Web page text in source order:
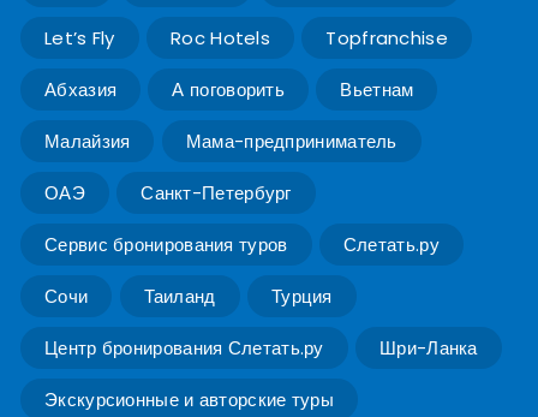
Let’s Fly Roc Hotels Topfranchise
Абхазия А поговорить Вьетнам
Малайзия Мама-предприниматель
ОАЭ Санкт-Петербург
Сервис бронирования туров Слетать.ру
Сочи Таиланд Турция
Центр бронирования Слетать.ру Шри-Ланка
Экскурсионные и авторские туры